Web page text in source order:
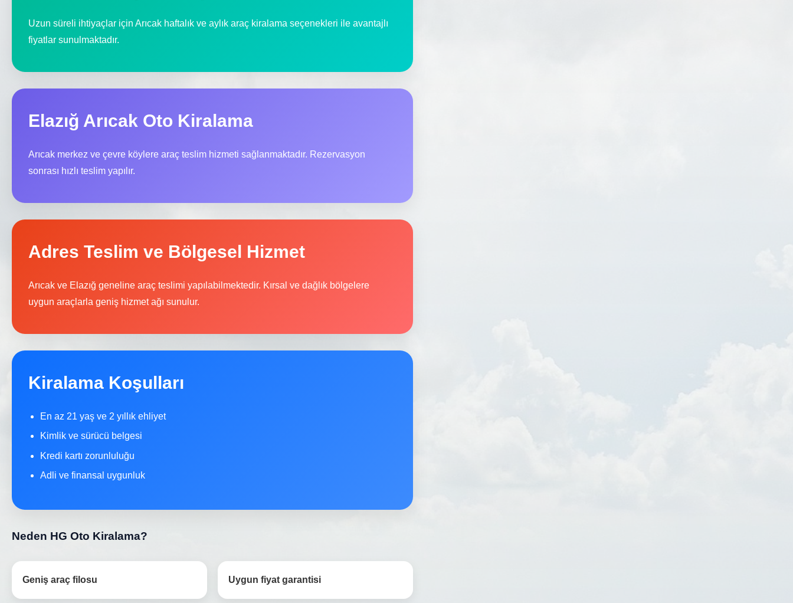
Uzun süreli ihtiyaçlar için Arıcak haftalık ve aylık araç kiralama seçenekleri ile avantajlı
fiyatlar sunulmaktadır.
Elazığ Arıcak Oto Kiralama
Arıcak merkez ve çevre köylere araç teslim hizmeti sağlanmaktadır. Rezervasyon
sonrası hızlı teslim yapılır.
Adres Teslim ve Bölgesel Hizmet
Arıcak ve Elazığ geneline araç teslimi yapılabilmektedir. Kırsal ve dağlık bölgelere
uygun araçlarla geniş hizmet ağı sunulur.
Kiralama Koşulları
En az 21 yaş ve 2 yıllık ehliyet
Kimlik ve sürücü belgesi
Kredi kartı zorunluluğu
Adli ve finansal uygunluk
Neden HG Oto Kiralama?
Geniş araç filosu Uygun fiyat garantisi